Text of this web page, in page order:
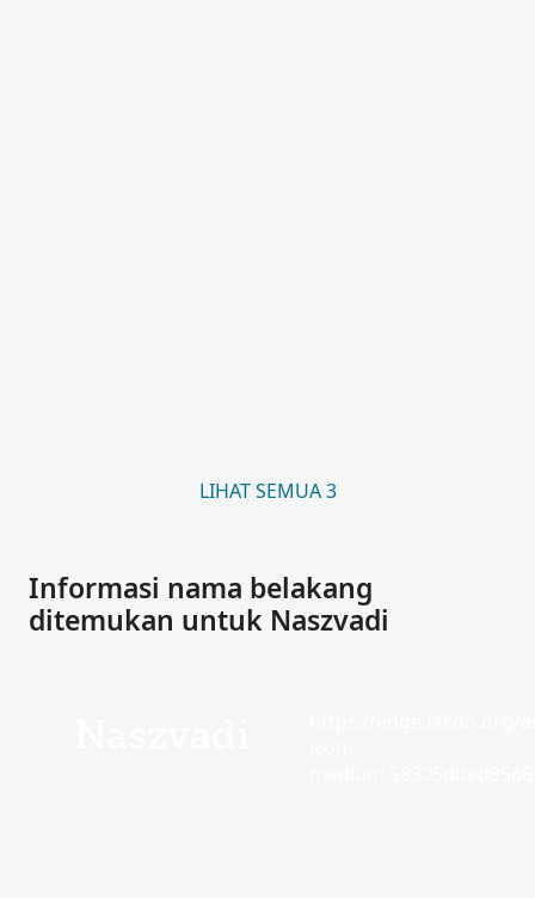
LIHAT SEMUA 3
Informasi nama belakang
ditemukan untuk Naszvadi